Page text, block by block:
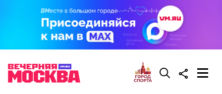
зрение. В последние годы жизни у нее появились
проблемы с сердцем.